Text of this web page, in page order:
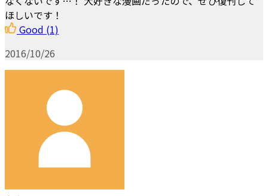
ほしいです！
Good (1)
2016/10/26